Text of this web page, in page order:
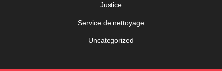
Justice
Service de nettoyage
Uncategorized